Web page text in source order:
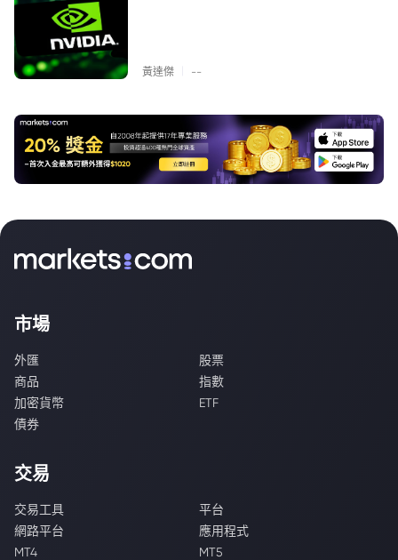
黃達傑 --
市場
外匯
股票
商品
指數
加密貨幣
ETF
債券
交易
交易工具
平台
網路平台
應用程式
MT4
MT5